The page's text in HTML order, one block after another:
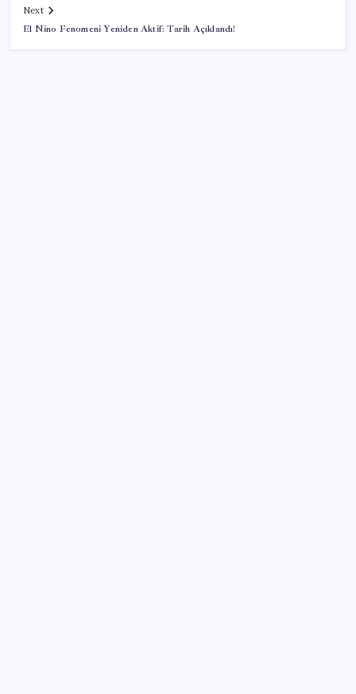
Next
El Nino Fenomeni Yeniden Aktif: Tarih Açıklandı!